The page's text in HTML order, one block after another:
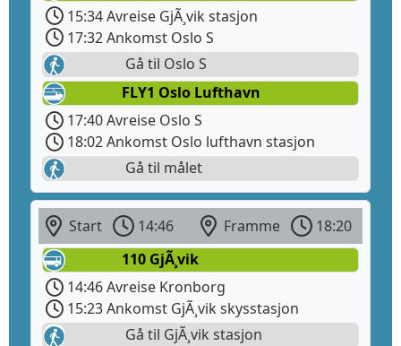
15:34 Avreise GjÃ¸vik stasjon
17:32 Ankomst Oslo S
Gå til Oslo S
FLY1 Oslo Lufthavn
17:40 Avreise Oslo S
18:02 Ankomst Oslo lufthavn stasjon
Gå til målet
Start 14:46 Framme
18:20
110 GjÃ¸vik
14:46 Avreise Kronborg
15:23 Ankomst GjÃ¸vik skysstasjon
Gå til GjÃ¸vik stasjon